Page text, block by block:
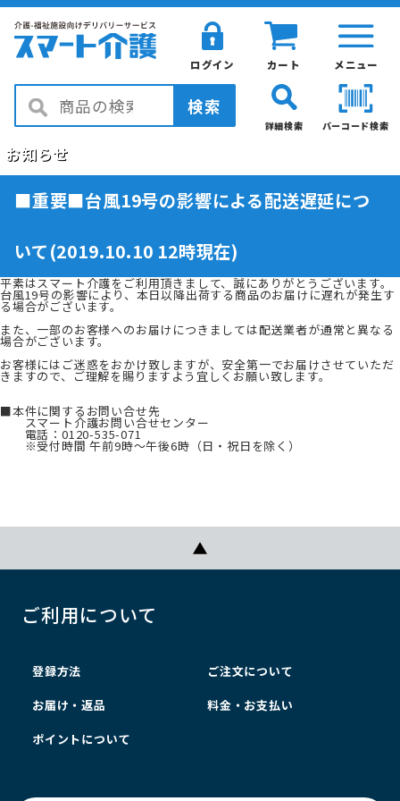
メニュー
カート
ログイン
検索
バーコード検索
詳細検索
お知らせ
■重要■台風19号の影響による配送遅延につ
いて(2019.10.10 12時現在)
平素はスマート介護をご利用頂きまして、誠にありがとうございます。
台風19号の影響により、本日以降出荷する商品のお届けに遅れが発生す
る場合がございます。
また、一部のお客様へのお届けにつきましては配送業者が通常と異なる
場合がございます。
お客様にはご迷惑をおかけ致しますが、安全第一でお届けさせていただ
きますので、ご理解を賜りますよう宜しくお願い致します。
■本件に関するお問い合せ先
スマート介護お問い合せセンター
電話：0120-535-071
※受付時間 午前9時～午後6時（日・祝日を除く）
ご利用について
登録方法 ご注文について
お届け・返品 料金・お支払い
ポイントについて